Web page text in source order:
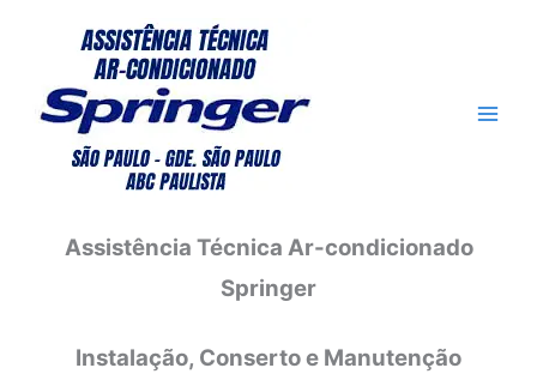
conteúdo
Assistência Técnica Ar-condicionado
Springer
Instalação, Conserto e Manutenção